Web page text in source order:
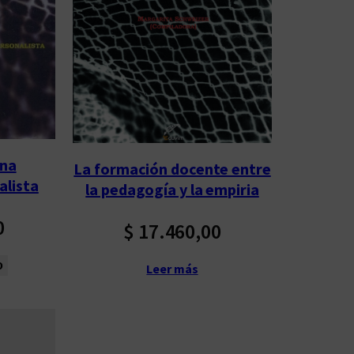
La formación docente entre
la pedagogía y la empiria
$ 17.460,00
Leer más